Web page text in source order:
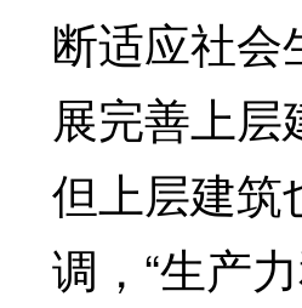
断适应社会
展完善上
但上层建筑
调，“生产